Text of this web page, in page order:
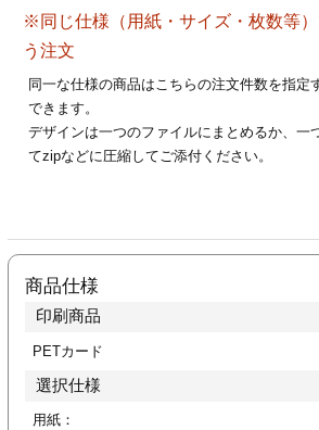
ファイル印刷
ァイル印刷
印刷
印刷
リーブ印刷
加工
ムカード印刷
刷
カード印刷
ファイル印刷
ァイル印刷
※同じ仕様（用紙・サイズ・枚数等
う注文
同一な仕様の商品はこちらの注文件数を指定
できます。
デザインは一つのファイルにまとめるか、一
てzipなどに圧縮してご添付ください。
商品仕様
印刷商品
PETカード
選択仕様
用紙：